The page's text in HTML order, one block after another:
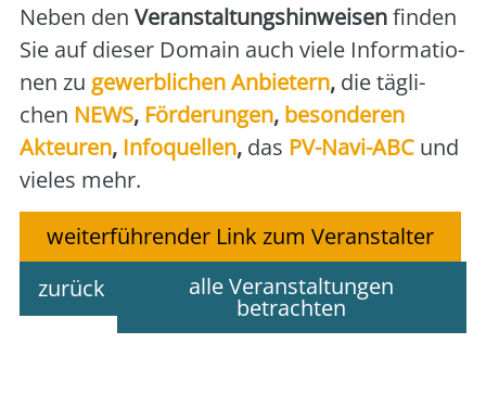
Neben den Ver­an­stal­tungs­hin­wei­senfin­den
Sie auf die­ser Domain auch vie­le Infor­ma­tio­
nen zu gewerb­li­chen Anbie­tern, die täg­li­
chen NEWS, För­de­run­gen, beson­de­ren
Akteu­ren, Info­quel­len, das PV-Navi-ABC und
vie­les mehr.
weiterführender Link zum Veranstalter
zurück
alle Veranstaltungen
betrachten